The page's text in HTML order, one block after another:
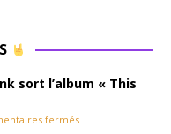
sort l’album « This
fermés